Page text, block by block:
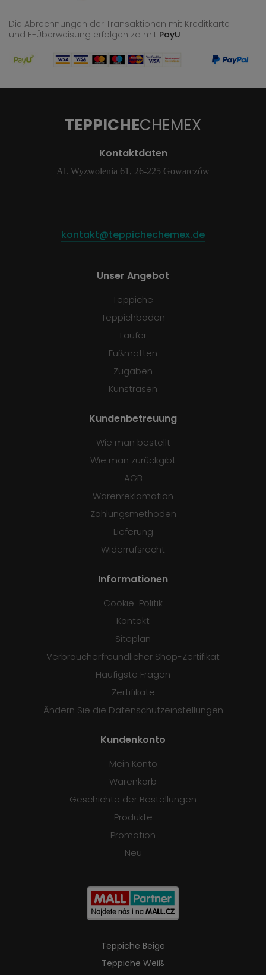
Die Abrechnungen der Transaktionen mit Kreditkarte
und E-Überweisung erfolgen za mit PayU
TEPPICHECHEMEX
Kontaktdaten
Al. Wyzwolenia 61, 26-225 Gowarczów
kontakt@teppichechemex.de
Unser Angebot
Teppiche
Teppichböden
Läufer
Fußmatten
Zugaben
Kunstrasen
Kundenbetreuung
Wie man bestellt
Wie man zurückgibt
AGB
Warenreklamation
Zahlungsmethoden
Lieferung
Widerrufsrecht
Informationen
Cookie-Politik
Kontakt
Siteplan
Verbraucherfreundlicher Shop-Zertifikat
Häufigste Fragen
Zertifikate
Ändern Sie die Datenschutzeinstellungen
Kundenkonto
Mein Konto
Warenkorb
Geschichte der Bestellungen
Produkte
Promotion
Neu
Teppiche Beige
Teppiche Weiß